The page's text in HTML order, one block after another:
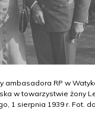
ambasadora RP w
w towarzystwie żony
1 sierpnia 1939 r. Fot.